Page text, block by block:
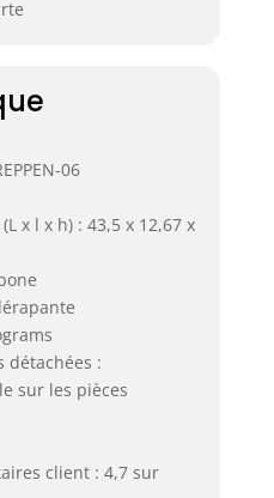
06
x l x h) : 43,5 x 12,67 x
détachées :
sur les pièces
client : 4,7 sur